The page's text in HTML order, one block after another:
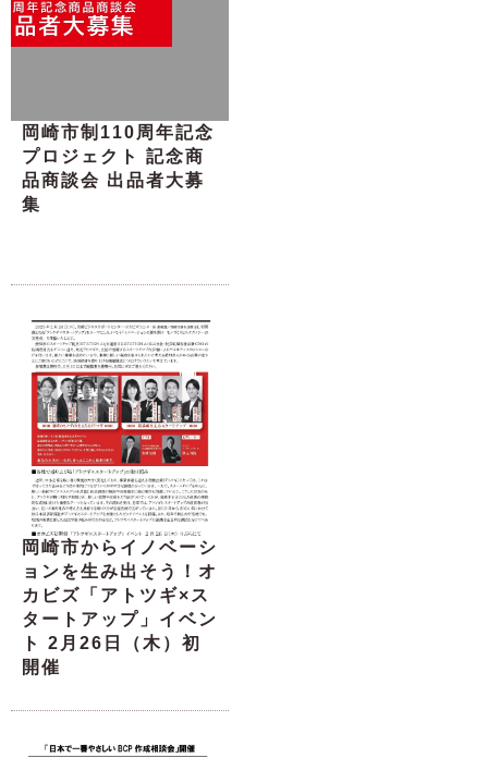
岡崎市制110周年記念
プロジェクト 記念商
品商談会 出品者大募
集
岡崎市からイノベーシ
ョンを生み出そう！オ
カビズ「アトツギ×ス
タートアップ」イベン
ト 2月26日（木）初
開催